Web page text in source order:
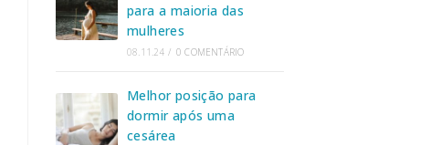
para a maioria das
mulheres
08.11.24 / 0 COMENTÁRIO
Melhor posição para
dormir após uma
cesárea